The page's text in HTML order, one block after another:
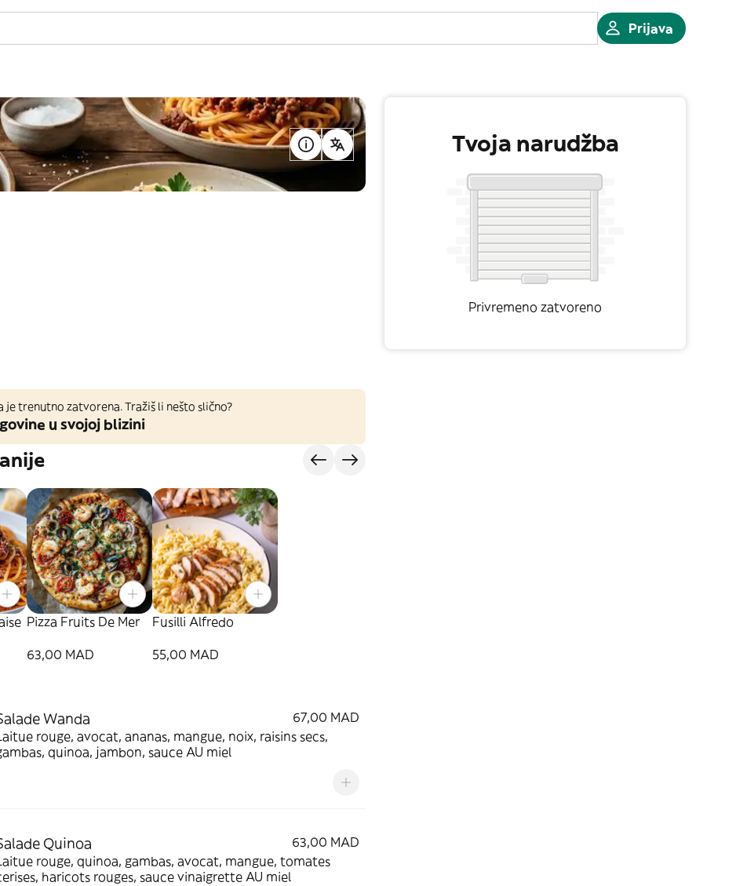
Prijava
je trenutno zatvorena. Tražiš li nešto slično?
u svojoj blizini
Pizza Fruits De Mer
63,00 MAD
Fusilli Alfredo
55,00 MAD
Wanda
67,00 MAD
rouge, avocat, ananas, mangue, noix, raisins secs,
quinoa, jambon, sauce AU miel
Quinoa
63,00 MAD
rouge, quinoa, gambas, avocat, mangue, tomates
haricots rouges, sauce vinaigrette AU miel
Tvoja narudžba
Privremeno zatvoreno